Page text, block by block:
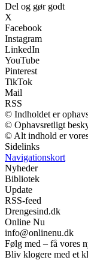
Del og gør godt
X
Facebook
Instagram
LinkedIn
YouTube
Pinterest
TikTok
Mail
RSS
© Indholdet er
© Ophavsretligt
© Alt indhold er
Sidelinks
Navigationskort
Nyheder
Bibliotek
Update
RSS-feed
Drengesind.dk
Online Nu
info@onlinenu.dk
Følg med – få vores
Bliv klogere med et